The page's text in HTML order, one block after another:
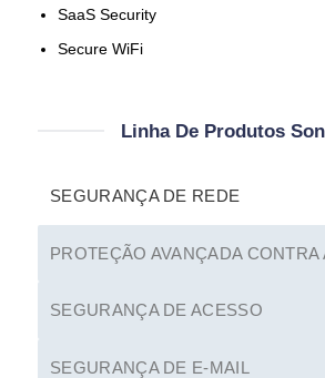
SaaS Security
Secure WiFi
Linha De Produtos
SEGURANÇA DE REDE
PROTEÇÃO AVANÇADA CONTRA
SEGURANÇA DE ACESSO
SEGURANÇA DE E-MAIL